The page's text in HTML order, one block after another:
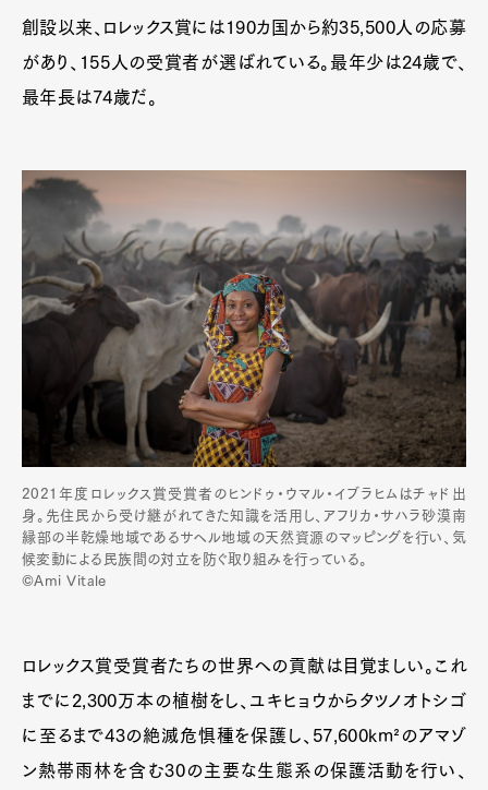
Art&DesignWatchFashion
創設以来、ロレックス賞には190カ国から約35,500人の応募
があり、155人の受賞者が選ばれている。最年少は24歳で、
最年長は74歳だ。
2021年度ロレックス賞受賞者のヒンドゥ・ウマル・イブラヒムはチャド出
身。先住民から受け継がれてきた知識を活用し、アフリカ・サハラ砂漠南
縁部の半乾燥地域であるサヘル地域の天然資源のマッピングを行い、気
候変動による民族間の対立を防ぐ取り組みを行っている。
©Ami Vitale
ロレックス賞受賞者たちの世界への貢献は目覚ましい。これ
までに2,300万本の植樹をし、ユキヒョウからタツノオトシゴ
に至るまで43の絶滅危惧種を保護し、57,600km²のアマゾ
ン熱帯雨林を含む30の主要な生態系の保護活動を行い、